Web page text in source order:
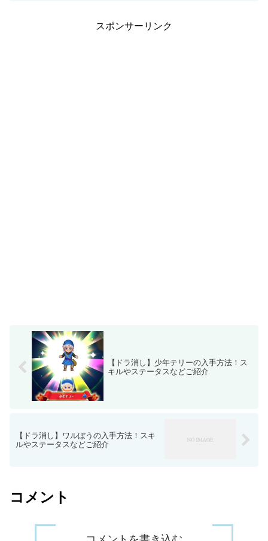
スポンサーリンク
【ドラ消し】少年テリーの入手方法！ス
キルやステータスなどご紹介
【ドラ消し】ワルぼうの入手方法！スキ
ルやステータスなどご紹介
コメント